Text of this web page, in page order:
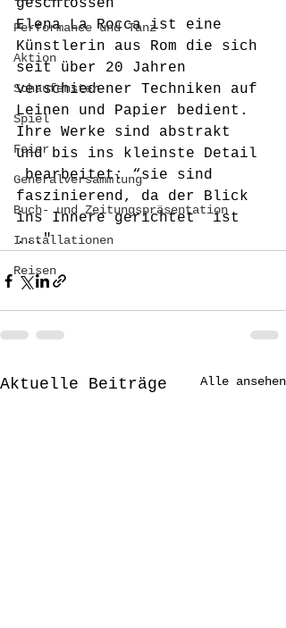
Performance und Tanz
Aktion
Schaufenster
Spiel
Feier
Generalversammlung
Buch- und Zeitungspräsentation
Installationen
Reisen
geschlossen
Elena La Rocca ist eine
Künstlerin aus Rom die sich
seit über 20 Jahren
verschiedener Techniken auf
Leinen und Papier bedient.
Ihre Werke sind abstrakt
und bis ins kleinste Detail
bearbeitet: “sie sind
faszinierend, da der Blick
ins Innere gerichtet  ist
..."
Aktuelle Beiträge Alle ansehen